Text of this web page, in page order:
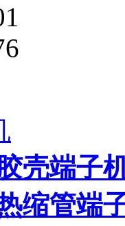
壳端子
缩管端